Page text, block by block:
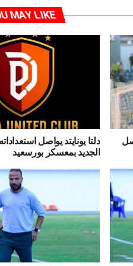
MAY LIKE
دلتا يونايتد يواصل
الجديد بمعسكر بورسعيد